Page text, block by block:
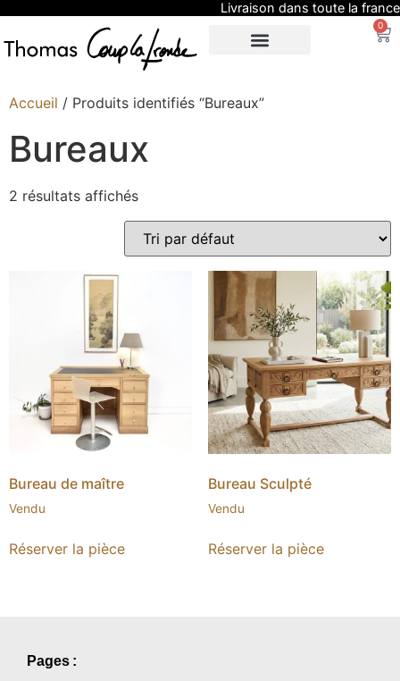
Livraison dans toute la france
0
Accueil / Produits identifiés “Bureaux”
Bureaux
2 résultats affichés
Bureau de maître
Vendu
Réserver la pièce
Bureau Sculpté
Vendu
Réserver la pièce
Pages :